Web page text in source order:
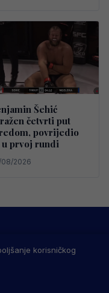
Šehić
četvrti put
povrijedio
u prvoj rundi
2026
KORIŠTENJA
korisničkog